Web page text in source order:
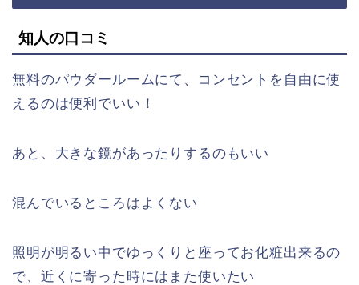
知人の口コミ
無料のパウダールームにて、コンセントを自由に使
えるのは便利でいい！
あと、大きな鏡があったりするのもいい
混んでいるところはよくない
照明が明るい中でゆっくりと座ってお化粧出来るの
で、近くに寄った時にはまた使いたい